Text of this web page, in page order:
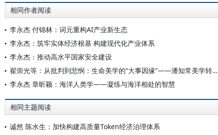
相同作者阅读
李永杰 付锦林：词元重构AI产业新生态
李永杰：筑牢实体经济根基 构建现代化产业体系
李永杰：推动高水平国家安全建设
翟崇光等：从批判到悲悯：生命美学的“大事因缘”——潘知常美学转向初探
李永杰 章昕颖：海洋人类学——凝练与海洋相处的智慧
相同主题阅读
诚然 陈水生：加快构建高质量Token经济治理体系